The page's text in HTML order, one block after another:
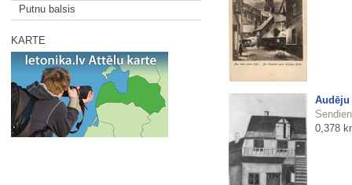
Putnu balsis
KARTE
Audēju
0,378